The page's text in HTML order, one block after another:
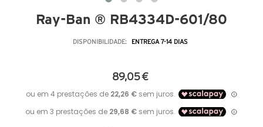
Ray-Ban ® RB4334D-601/80
DISPONIBILIDADE: ENTREGA 7-14 DIAS
89,05 €